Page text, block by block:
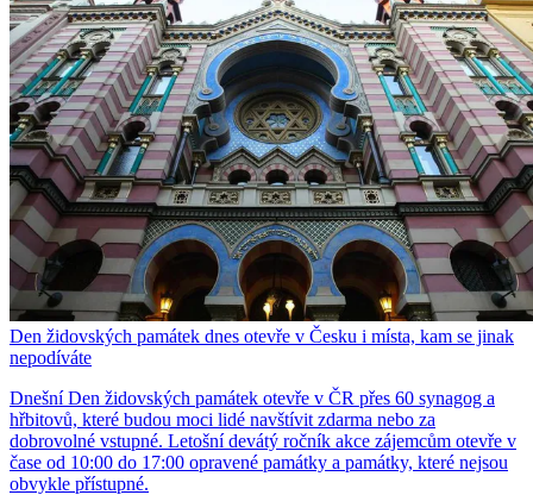
Den židovských památek dnes otevře v Česku i místa, kam se jinak
nepodíváte
Dnešní Den židovských památek otevře v ČR přes 60 synagog a
hřbitovů, které budou moci lidé navštívit zdarma nebo za
dobrovolné vstupné. Letošní devátý ročník akce zájemcům otevře v
čase od 10:00 do 17:00 opravené památky a památky, které nejsou
obvykle přístupné.